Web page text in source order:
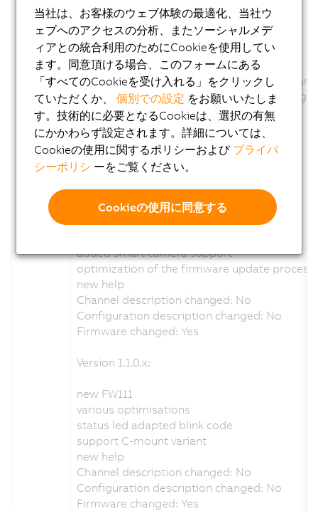
Version 1.7.0.x:
new FW114
various optimisations
optimization of the digital output status
added support for external trigger handling
new help
Channel description changed: No
Configuration description changed: No
Firmware changed: Yes
Version 1.6.0.x:
added smart camera support
optimization of the firmware update process
new help
Channel description changed: No
Configuration description changed: No
Firmware changed: Yes
Version 1.1.0.x:
new FW111
various optimisations
status led adapted blink code
support C-mount variant
new help
Channel description changed: No
Configuration description changed: No
Firmware changed: Yes
当社は、お客様のウェブ体験の最適化、当社ウ
ェブへのアクセスの分析、またソーシャルメデ
ィアとの統合利用のためにCookieを使用してい
ます。同意頂ける場合、このフォームにある
「すべてのCookieを受け入れる」をクリックし
ていただくか、個別での設定 をお願いいたしま
す。技術的に必要となるCookieは、選択の有無
にかかわらず設定されます。詳細については、
Cookieの使用に関するポリシーおよび プライバ
シーポリシ ーをご覧ください。
Cookieの使用に同意する